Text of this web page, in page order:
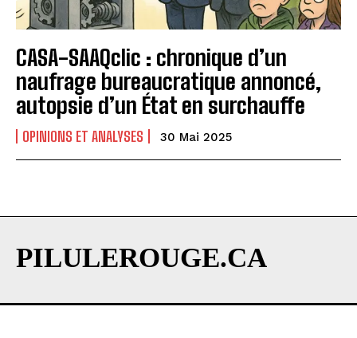
CASA-SAAQclic : chronique d’un
naufrage bureaucratique annoncé,
autopsie d’un État en surchauffe
OPINIONS ET ANALYSES 30 Mai 2025
PILULEROUGE.CA